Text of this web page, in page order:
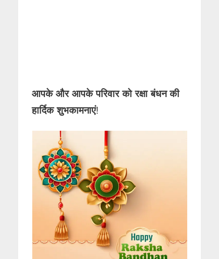
आपके और आपके परिवार को रक्षा बंधन की
हार्दिक शुभकामनाएं!